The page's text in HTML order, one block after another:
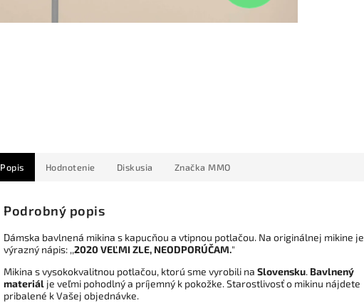
Popis Hodnotenie Diskusia Značka MMO
Podrobný popis
Dámska bavlnená mikina s kapucňou a vtipnou potlačou. Na originálnej mikine je
výrazný nápis: ,,2020 VEĽMI ZLE, NEODPORÚČAM."
Mikina s vysokokvalitnou potlačou, ktorú sme vyrobili na Slovensku. Bavlnený
materiál je veľmi pohodlný a príjemný k pokožke. Starostlivosť o mikinu nájdete
pribalené k Vašej objednávke.